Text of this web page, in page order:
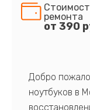
ремонта
от 390
Добро
ноутбуков в